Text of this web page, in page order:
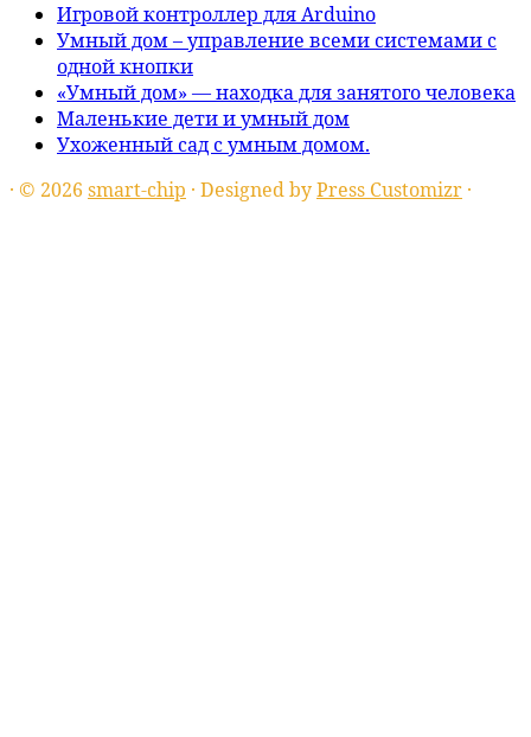
Игровой контроллер для Arduino
Умный дом – управление всеми системами с
одной кнопки
«Умный дом» — находка для занятого человека
Маленькие дети и умный дом
Ухоженный сад с умным домом.
· © 2026 smart-chip · Designed byPress Customizr ·